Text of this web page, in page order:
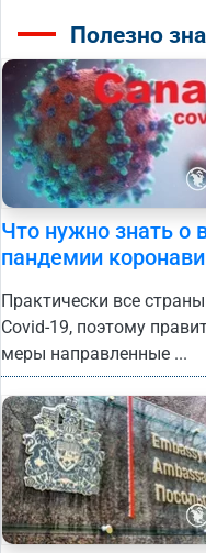
Полезно
Что нужно знать о
пандемии
Практически все
Covid-19, поэтому
меры направленные ...